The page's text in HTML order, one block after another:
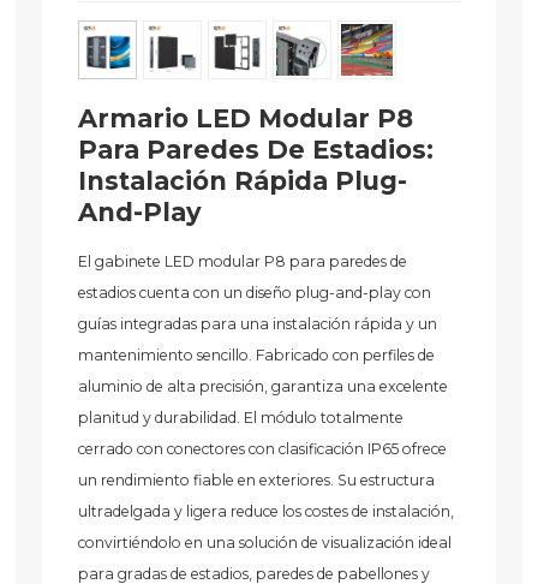
Armario LED Modular P8
Para Paredes De Estadios:
Instalación Rápida Plug-
And-Play
El gabinete LED modular P8 para paredes de
estadios cuenta con un diseño plug-and-play con
guías integradas para una instalación rápida y un
mantenimiento sencillo. Fabricado con perfiles de
aluminio de alta precisión, garantiza una excelente
planitud y durabilidad. El módulo totalmente
cerrado con conectores con clasificación IP65 ofrece
un rendimiento fiable en exteriores. Su estructura
ultradelgada y ligera reduce los costes de instalación,
convirtiéndolo en una solución de visualización ideal
para gradas de estadios, paredes de pabellones y